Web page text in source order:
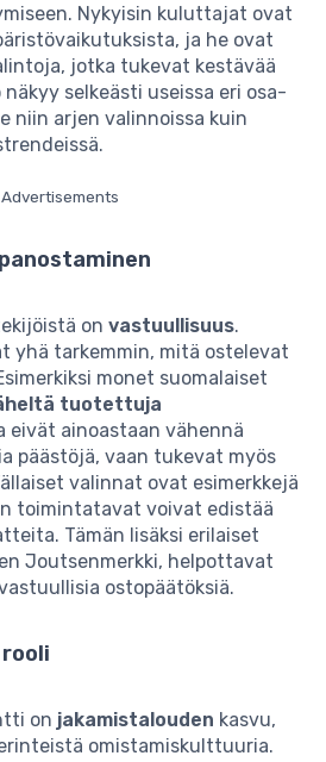
Nykyisin kuluttajat ovat
ja he ovat
jotka tukevat kestävää
selkeästi useissa eri osa-
niin arjen valinnoissa kuin
Advertisements
on vastuullisuus.
yhä tarkemmin, mitä ostelevat
monet suomalaiset
tuotettuja
eivät ainoastaan vähennä
päästöjä, vaan tukevat myös
valinnat ovat esimerkkejä
toimintatavat voivat edistää
Tämän lisäksi erilaiset
Joutsenmerkki, helpottavat
ostopäätöksiä.
on jakamistalouden kasvu,
omistamiskulttuuria.